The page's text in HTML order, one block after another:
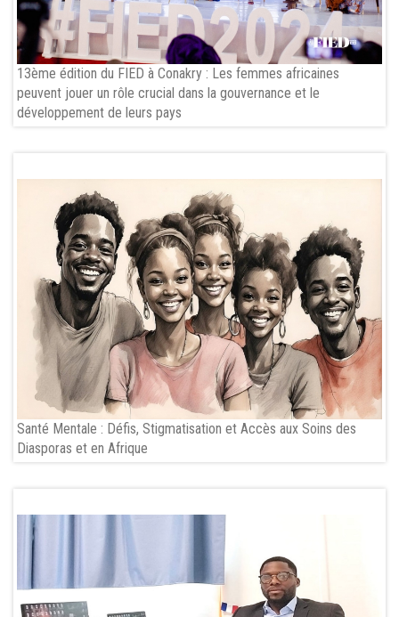
13ème édition du FIED à Conakry : Les femmes africaines
peuvent jouer un rôle crucial dans la gouvernance et le
développement de leurs pays
Santé Mentale : Défis, Stigmatisation et Accès aux Soins des
Diasporas et en Afrique